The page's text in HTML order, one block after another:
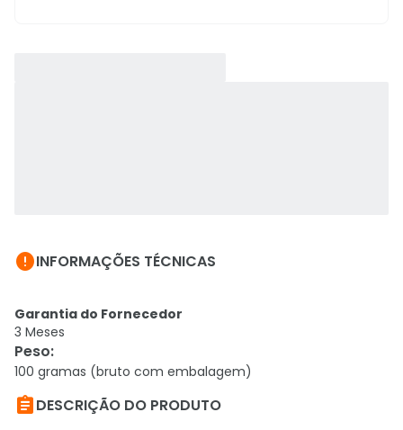
INFORMAÇÕES TÉCNICAS
Garantia do Fornecedor
3 Meses
Peso:
100 gramas (bruto com embalagem)
DESCRIÇÃO DO PRODUTO